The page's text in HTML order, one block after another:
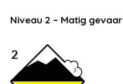
Niveau 2 – Matig gevaar